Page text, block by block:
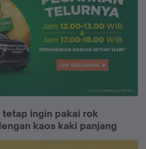
tetap ingin pakai rok
kaos kaki panjang